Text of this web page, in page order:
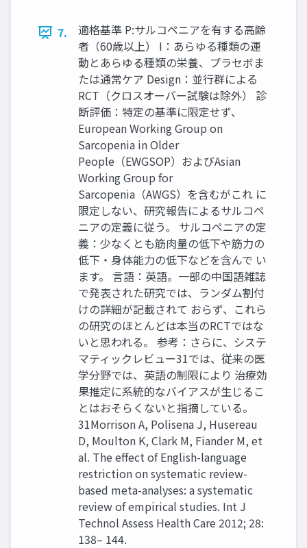
7.
適格基準 P:サルコペニアを有する高齢
者（60歳以上） I：あらゆる種類の運
動とあらゆる種類の栄養、プラセボま
たは通常ケア Design：並行群による
RCT（クロスオーバー試験は除外） 診
断評価：特定の基準に限定せず、
European Working Group on
Sarcopenia in Older
People（EWGSOP）およびAsian
Working Group for
Sarcopenia（AWGS）を含むがこれ に
限定しない、研究報告によるサルコペ
ニアの定義に従う。 サルコペニアの定
義：少なくとも筋肉量の低下や筋力の
低下・身体能力の低下などを含んで い
ます。 言語：英語。一部の中国語雑誌
で発表された研究では、ランダム割付
けの詳細が記載されて おらず、これら
の研究のほとんどは本当のRCTではな
いと思われる。 参考：さらに、システ
マティックレビュー31では、従来の医
学分野では、英語の制限により 治療効
果推定に系統的なバイアスが生じるこ
とはおそらくないと指摘している。
31Morrison A, Polisena J, Husereau
D, Moulton K, Clark M, Fiander M, et
al. The effect of English-language
restriction on systematic review-
based meta-analyses: a systematic
review of empirical studies. Int J
Technol Assess Health Care 2012; 28:
138– 144.